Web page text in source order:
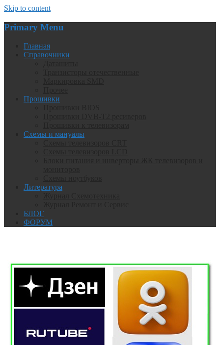
Skip to content
Primary Menu
Главная
Справочники
Прошивки
Схемы и мануалы
Литература
БЛОГ
ФОРУМ